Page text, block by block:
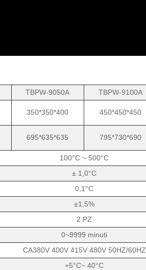
TBPW-9050A TBPW-9100A
350*350*400 450*450*450
695*635*635 795*730*690
100°C ~ 500°C
± 1,0°C
0,1°C
±1,5%
2 PZ
0~9999 minuti
CA380V 400V 415V 480V 50HZ/60HZ
+5°C~ 40°C